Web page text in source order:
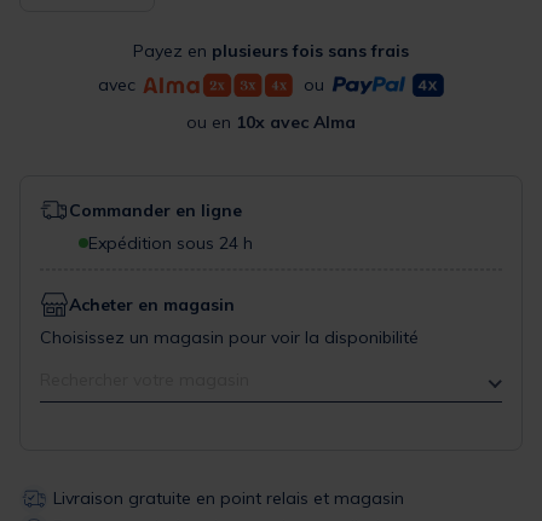
Payez en plusieurs fois sans frais
avec
ou
ou en 10x avec Alma
Commander en ligne
Expédition sous 24 h
Acheter en magasin
Choisissez un magasin pour voir la disponibilité
Livraison gratuite en point relais et magasin